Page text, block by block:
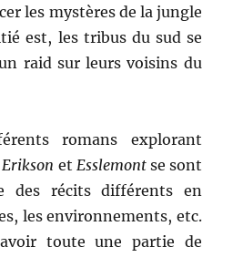
les mystères de la jungle
est, les tribus du sud se
raid sur leurs voisins du
romans explorant
Erikson et Esslemontse sont
des récits différents en
les environnements, etc.
toute une partie de